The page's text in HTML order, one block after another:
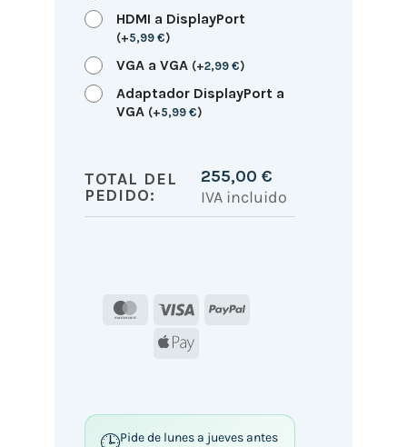
HDMI a DisplayPort
(+5,99 €)
VGA a VGA (+2,99 €)
Adaptador DisplayPort a
VGA (+5,99 €)
TOTAL DEL
PEDIDO:
255,00 €
IVA incluido
MasterCard
Visa
PayPal
Apple
Pide de lunes a jueves antes